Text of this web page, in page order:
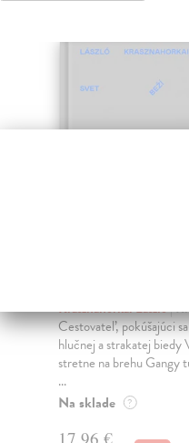
Krasznahorkai László|
Cestovateľ, pokúšajúci
hlučnej a strakatej biedy
stretne na brehu Gangy
...
Na sklade ?
17,96 €